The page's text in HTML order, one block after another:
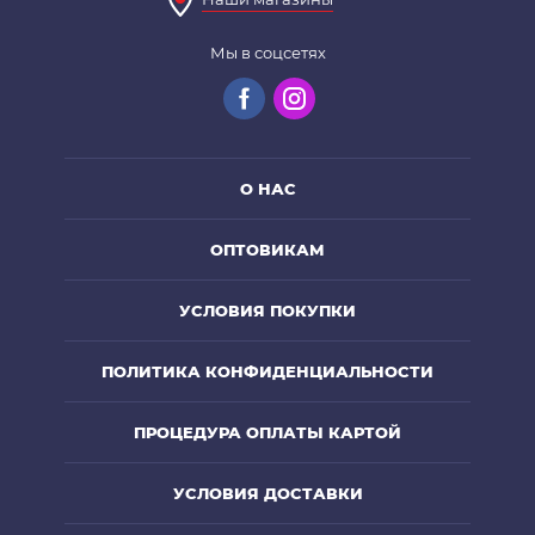
Мы в соцсетях
О НАС
ОПТОВИКАМ
УСЛОВИЯ ПОКУПКИ
ПОЛИТИКА КОНФИДЕНЦИАЛЬНОСТИ
ПРОЦЕДУРА ОПЛАТЫ КАРТОЙ
УСЛОВИЯ ДОСТАВКИ